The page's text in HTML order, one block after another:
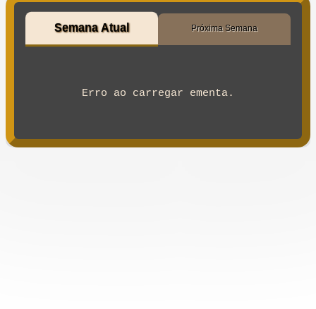
Semana Atual Próxima Semana
Erro ao carregar ementa.